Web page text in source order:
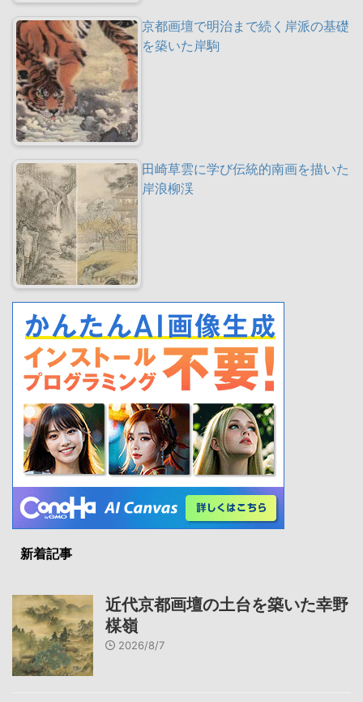
京都画壇で明治まで続く岸派の基礎
を築いた岸駒
田崎草雲に学び伝統的南画を描いた
岸浪柳渓
新着記事
近代京都画壇の土台を築いた幸野
楳嶺
2026/8/7